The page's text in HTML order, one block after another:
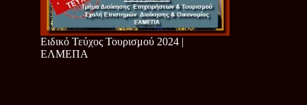
Ειδικό Τεύχος Τουρισμού 2024 |
ΕΛΜΕΠΑ